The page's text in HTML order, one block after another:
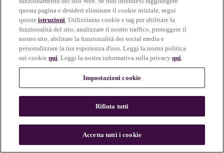
n
questa pagina e desideri eliminare il cookie iniziale, segui
questeistruzioni. Utilizziamo cookie e tag per abilitare la
funzionalità del sito, analizzare il nostro traffico, proteggere il
nostro sito, abilitare la funzionalità dei social media e
personalizzare la tua esperienza d'uso. Leggi la nostra politica
sui cookiequi. Leggi la nostra informativa sulla privacyqui.
Impostazioni cookie
Rifiuta tutti
Accetta tutti i cookie